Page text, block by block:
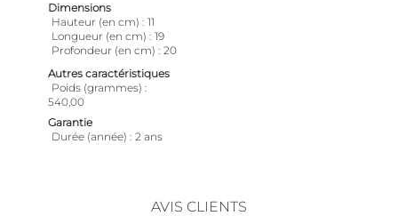
Dimensions
Hauteur (en cm)
11
Longueur (en cm)
19
Profondeur (en cm)
20
Autres caractéristiques
Poids (grammes)
540,00
Garantie
Durée (année)
2 ans
AVIS CLIENTS